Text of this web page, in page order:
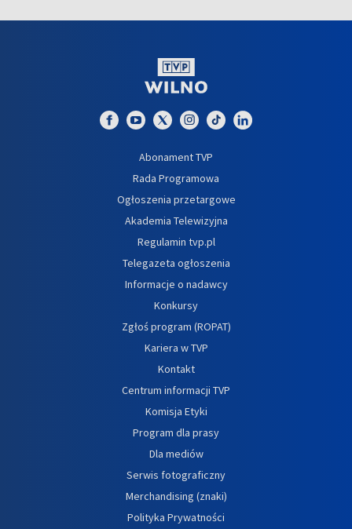
Abonament TVP
Rada Programowa
Ogłoszenia przetargowe
Akademia Telewizyjna
Regulamin tvp.pl
Telegazeta ogłoszenia
Informacje o nadawcy
Konkursy
Zgłoś program (ROPAT)
Kariera w TVP
Kontakt
Centrum informacji TVP
Komisja Etyki
Program dla prasy
Dla mediów
Serwis fotograficzny
Merchandising (znaki)
Polityka Prywatności